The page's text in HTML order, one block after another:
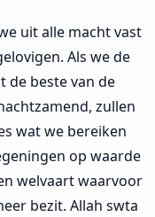
uit alle macht vast
Als we de
de beste van de
zullen
wat we bereiken
op waarde
welvaart waarvoor
bezit. Allah swta